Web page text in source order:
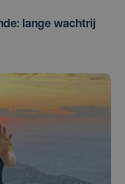
lange wachtrij